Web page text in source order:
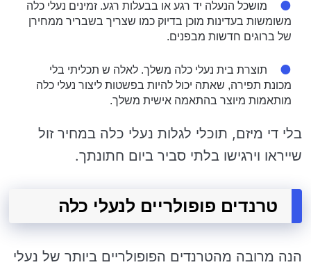
מושכל הנעלה יד רגע או בבעלות רגע. זמינים נעלי כלה
משומשות בעדינות מוכן בדיוק כמו שצריך בשבריר ממחירן
של ברוגים חדשות מבפנים.
תוצרת בית נעלי כלה משלך. לאלה ש תכליתי בלי
מכונת תפירה, שאתה יכול להיות בפשטות ליצור נעלי כלה
מותאמות מיוצר בהתאמה אישית משלך.
בלי די מיזם, תוכלי לגלות נעלי כלה במחיר זול
שייראו וירגישו בלתי סביר ביום חתונתך.
טרנדים פופולריים לנעלי כלה
הנה מרובה מהטרנדים הפופולריים ביותר של נעלי